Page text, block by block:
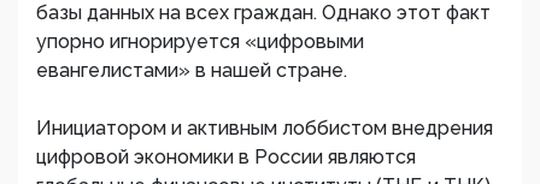
базы данных на всех граждан. Однако этот факт
упорно игнорируется «цифровыми
евангелистами» в нашей стране.
Инициатором и активным лоббистом внедрения
цифровой экономики в России являются